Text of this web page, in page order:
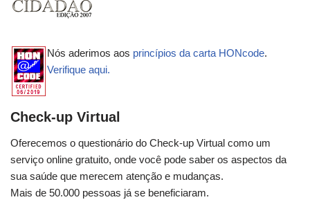
Nós aderimos aos princípios da carta HONcode.
Verifique aqui.
Check-up Virtual
Oferecemos o questionário do Check-up Virtual como um
serviço online gratuito, onde você pode saber os aspectos da
sua saúde que merecem atenção e mudanças.
Mais de 50.000 pessoas já se beneficiaram.